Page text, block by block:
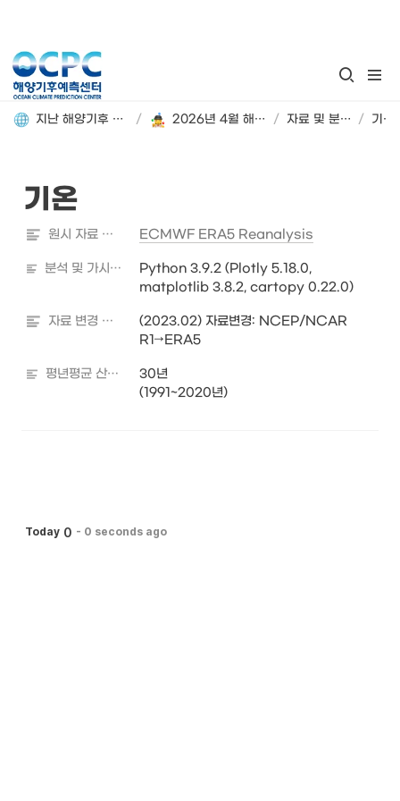
지난 해양기후 분석정보 돌아보기 / 2026년 4월 해양기후 분석정보 / 자료 및 분석 정보 / 기온
기온
원시 자료 출처 ECMWF ERA5 Reanalysis
분석 및 가시화 도구
Python 3.9.2 (Plotly 5.18.0,
matplotlib 3.8.2, cartopy 0.22.0)
자료 변경 내역
(2023.02) 자료변경: NCEP/NCAR
R1→ERA5
평년평균 산출기간
30년
(1991~2020년)
Today 0 - 0 seconds ago